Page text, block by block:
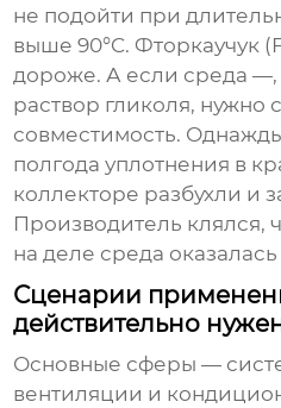
не подойти при
выше 90°C. Фторкаучук
дороже. А если среда
раствор гликоля, нужно
совместимость.
полгода уплотнения в
коллекторе разбухли и
Производитель клялся,
на деле среда
Сценарии
действительно
Основные сферы —
вентиляции и